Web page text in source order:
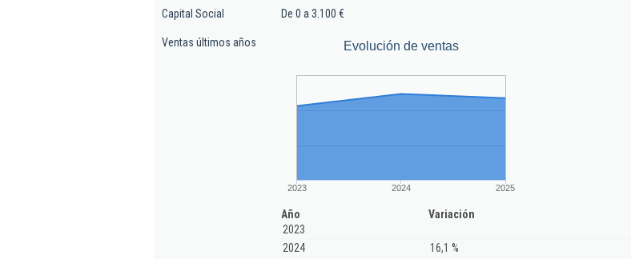
Capital Social De 0 a 3.100 €
Ventas últimos años Evolución de ventas
2023 2024 2025
Año
Variación
2023
2024
16,1 %